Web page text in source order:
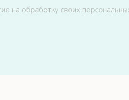
на обработку своих